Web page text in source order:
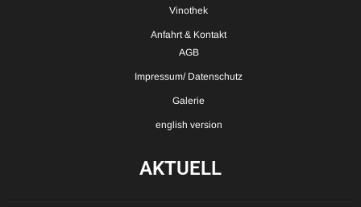
Vinothek
Anfahrt & Kontakt
AGB
Impressum/ Datenschutz
Galerie
english version
AKTUELL